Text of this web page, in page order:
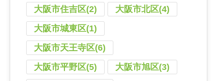
大阪市住吉区(2)
大阪市北区(4)
大阪市城東区(1)
大阪市天王寺区(6)
大阪市平野区(5)
大阪市旭区(3)